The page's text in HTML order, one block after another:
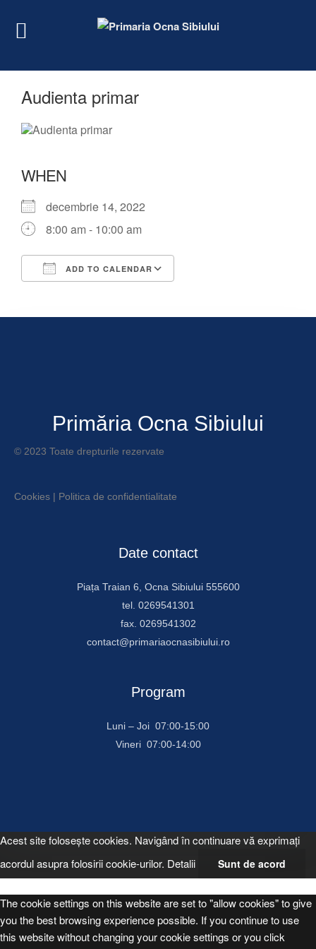
Audienta primar
WHEN
decembrie 14, 2022
8:00 am - 10:00 am
ADD TO CALENDAR
Primăria Ocna Sibiului
© 2023 Toate drepturile rezervate
Cookies | Politica de confidentialitate
Date contact
Piața Traian 6, Ocna Sibiului 555600
tel. 0269541301
fax. 0269541302
contact@primariaocnasibiului.ro
Program
Luni – Joi 07:00-15:00
Vineri 07:00-14:00
Acest site foloseşte cookies. Navigând în continuare vă exprimaţi
acordul asupra folosirii cookie-urilor. Detalii Sunt de acord
The cookie settings on this website are set to "allow cookies" to give
you the best browsing experience possible. If you continue to use
this website without changing your cookie settings or you click